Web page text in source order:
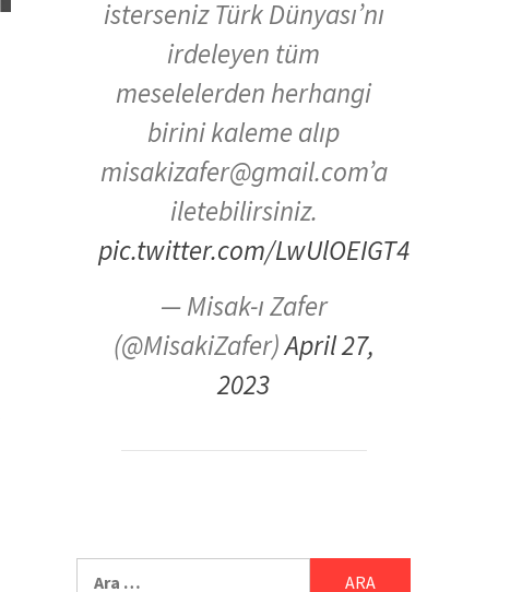
isterseniz Türk Dünyası’nı
irdeleyen tüm
meselelerden herhangi
birini kaleme alıp
misakizafer@gmail.com’a
iletebilirsiniz.
pic.twitter.com/LwUlOEIGT4
— Misak-ı Zafer
(@MisakiZafer)April 27,
2023